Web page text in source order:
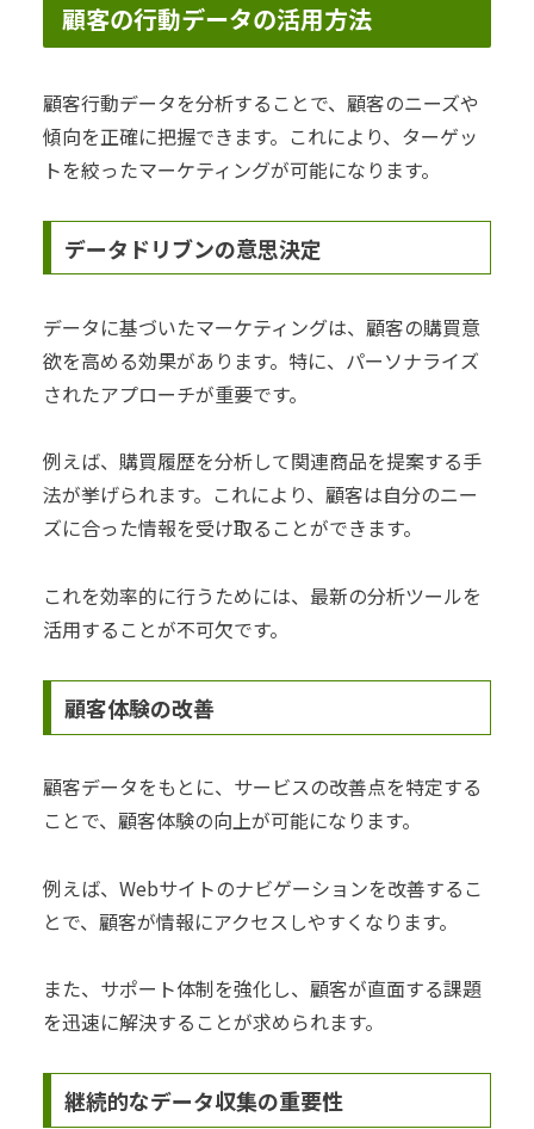
顧客の行動データの活用方法
顧客行動データを分析することで、顧客のニーズや
傾向を正確に把握できます。これにより、ターゲッ
トを絞ったマーケティングが可能になります。
データドリブンの意思決定
データに基づいたマーケティングは、顧客の購買意
欲を高める効果があります。特に、パーソナライズ
されたアプローチが重要です。
例えば、購買履歴を分析して関連商品を提案する手
法が挙げられます。これにより、顧客は自分のニー
ズに合った情報を受け取ることができます。
これを効率的に行うためには、最新の分析ツールを
活用することが不可欠です。
顧客体験の改善
顧客データをもとに、サービスの改善点を特定する
ことで、顧客体験の向上が可能になります。
例えば、Webサイトのナビゲーションを改善するこ
とで、顧客が情報にアクセスしやすくなります。
また、サポート体制を強化し、顧客が直面する課題
を迅速に解決することが求められます。
継続的なデータ収集の重要性